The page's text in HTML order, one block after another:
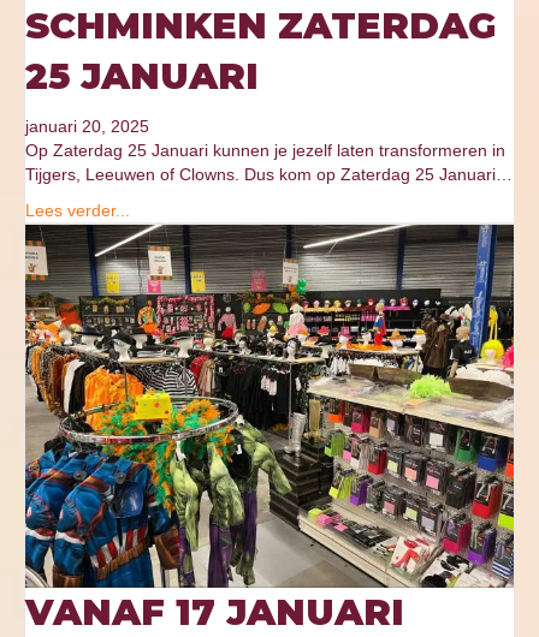
SCHMINKEN ZATERDAG
25 JANUARI
januari 20, 2025
Op Zaterdag 25 Januari kunnen je jezelf laten transformeren in
Tijgers, Leeuwen of Clowns. Dus kom op Zaterdag 25 Januari…
Lees verder...
VANAF 17 JANUARI